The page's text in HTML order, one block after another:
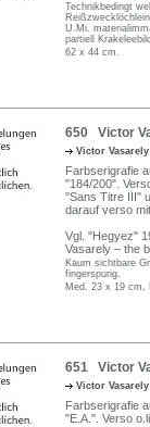
Technikbedingt
U.Mi.
partiell
62 x 44 cm.
650 Victor
Victor
Farbserigrafie
"184/200".
"Sans Titre III"
darauf verso
Vgl. "Hegyez"
Vasarely – the
Kaum sichtbare
fingerspurig.
Med. 23 x 19 cm,
651 Victor
Victor
Farbserigrafie
"E.A.". Verso